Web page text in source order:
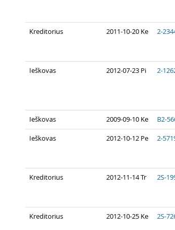
Kreditorius 2011-10-20 Ke 2-
Ieškovas 2012-07-23 Pi 2-
Ieškovas 2009-09-10 Ke B2-
Ieškovas 2012-10-12 Pe 2-
Kreditorius 2012-11-14 Tr 2S-
Kreditorius 2012-10-25 Ke 2S-